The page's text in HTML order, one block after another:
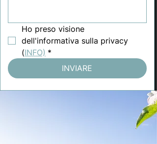
Ho preso visione
dell'informativa sulla privacy
(INFO) *
INVIARE